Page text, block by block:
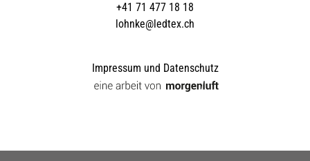
+41 71 477 18 18
lohnke@ledtex.ch
Impressum und Datenschutz